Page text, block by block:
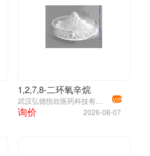
1,2,7,8-二环氧辛烷
武汉弘德悦欣医药科技有限公司 VIP
2026-08-07
询价